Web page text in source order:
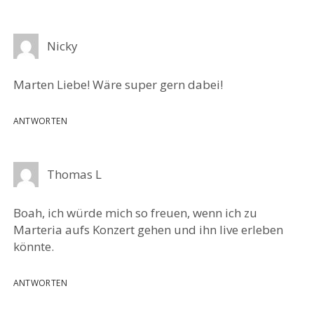
Nicky
Marten Liebe! Wäre super gern dabei!
ANTWORTEN
Thomas L
Boah, ich würde mich so freuen, wenn ich zu
Marteria aufs Konzert gehen und ihn live erleben
könnte.
ANTWORTEN